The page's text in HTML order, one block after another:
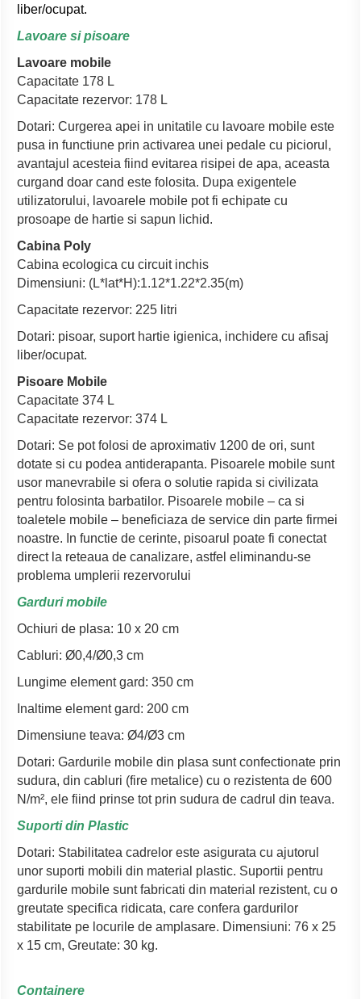
liber/ocupat.
Lavoare si pisoare
Lavoare mobile
Capacitate 178 L
Capacitate rezervor: 178 L
Dotari: Curgerea apei in unitatile cu lavoare mobile este
pusa in functiune prin activarea unei pedale cu piciorul,
avantajul acesteia fiind evitarea risipei de apa, aceasta
curgand doar cand este folosita. Dupa exigentele
utilizatorului, lavoarele mobile pot fi echipate cu
prosoape de hartie si sapun lichid.
Cabina Poly
Cabina ecologica cu circuit inchis
Dimensiuni: (L*lat*H):1.12*1.22*2.35(m)
Capacitate rezervor: 225 litri
Dotari: pisoar, suport hartie igienica, inchidere cu afisaj
liber/ocupat.
Pisoare Mobile
Capacitate 374 L
Capacitate rezervor: 374 L
Dotari: Se pot folosi de aproximativ 1200 de ori, sunt
dotate si cu podea antiderapanta. Pisoarele mobile sunt
usor manevrabile si ofera o solutie rapida si civilizata
pentru folosinta barbatilor. Pisoarele mobile – ca si
toaletele mobile – beneficiaza de service din parte firmei
noastre. In functie de cerinte, pisoarul poate fi conectat
direct la reteaua de canalizare, astfel eliminandu-se
problema umplerii rezervorului
Garduri mobile
Ochiuri de plasa: 10 x 20 cm
Cabluri: Ø0,4/Ø0,3 cm
Lungime element gard: 350 cm
Inaltime element gard: 200 cm
Dimensiune teava: Ø4/Ø3 cm
Dotari: Gardurile mobile din plasa sunt confectionate prin
sudura, din cabluri (fire metalice) cu o rezistenta de 600
N/m², ele fiind prinse tot prin sudura de cadrul din teava.
Suporti din Plastic
Dotari: Stabilitatea cadrelor este asigurata cu ajutorul
unor suporti mobili din material plastic. Suportii pentru
gardurile mobile sunt fabricati din material rezistent, cu o
greutate specifica ridicata, care confera gardurilor
stabilitate pe locurile de amplasare. Dimensiuni: 76 x 25
x 15 cm, Greutate: 30 kg.
Containere